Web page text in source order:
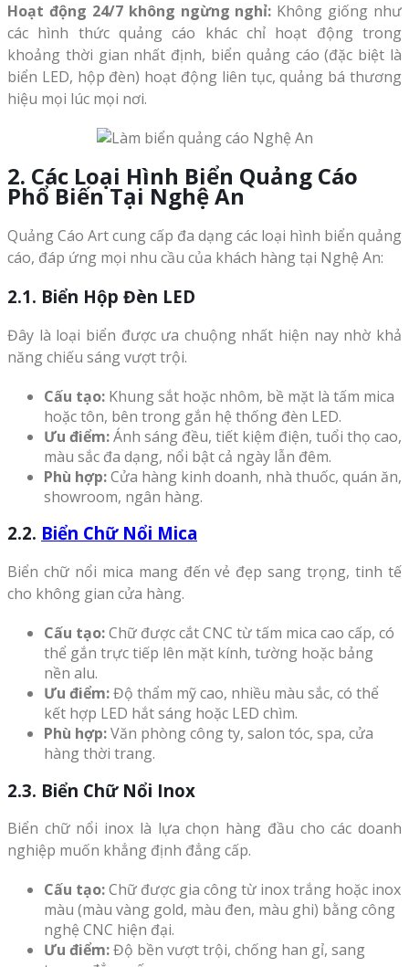
Hoạt động 24/7 không ngừng nghỉ: Không giống như
các hình thức quảng cáo khác chỉ hoạt động trong
khoảng thời gian nhất định, biển quảng cáo (đặc biệt là
biển LED, hộp đèn) hoạt động liên tục, quảng bá thương
hiệu mọi lúc mọi nơi.
2. Các Loại Hình Biển Quảng Cáo
Phổ Biến Tại Nghệ An
Quảng Cáo Art cung cấp đa dạng các loại hình biển quảng
cáo, đáp ứng mọi nhu cầu của khách hàng tại Nghệ An:
2.1. Biển Hộp Đèn LED
Đây là loại biển được ưa chuộng nhất hiện nay nhờ khả
năng chiếu sáng vượt trội.
Cấu tạo: Khung sắt hoặc nhôm, bề mặt là tấm mica
hoặc tôn, bên trong gắn hệ thống đèn LED.
Ưu điểm:Ánh sáng đều, tiết kiệm điện, tuổi thọ cao,
màu sắc đa dạng, nổi bật cả ngày lẫn đêm.
Phù hợp:Cửa hàng kinh doanh, nhà thuốc, quán ăn,
showroom, ngân hàng.
2.2. Biển Chữ Nổi Mica
Biển chữ nổi mica mang đến vẻ đẹp sang trọng, tinh tế
cho không gian cửa hàng.
Cấu tạo:Chữ được cắt CNC từ tấm mica cao cấp, có
thể gắn trực tiếp lên mặt kính, tường hoặc bảng
nền alu.
Ưu điểm:Độ thẩm mỹ cao, nhiều màu sắc, có thể
kết hợp LED hắt sáng hoặc LED chìm.
Phù hợp:Văn phòng công ty, salon tóc, spa, cửa
hàng thời trang.
2.3. Biển Chữ Nổi Inox
Biển chữ nổi inox là lựa chọn hàng đầu cho các doanh
nghiệp muốn khẳng định đẳng cấp.
Cấu tạo:Chữ được gia công từ inox trắng hoặc inox
màu (màu vàng gold, màu đen, màu ghi) bằng công
nghệ CNC hiện đại.
Ưu điểm:Độ bền vượt trội, chống han gỉ, sang